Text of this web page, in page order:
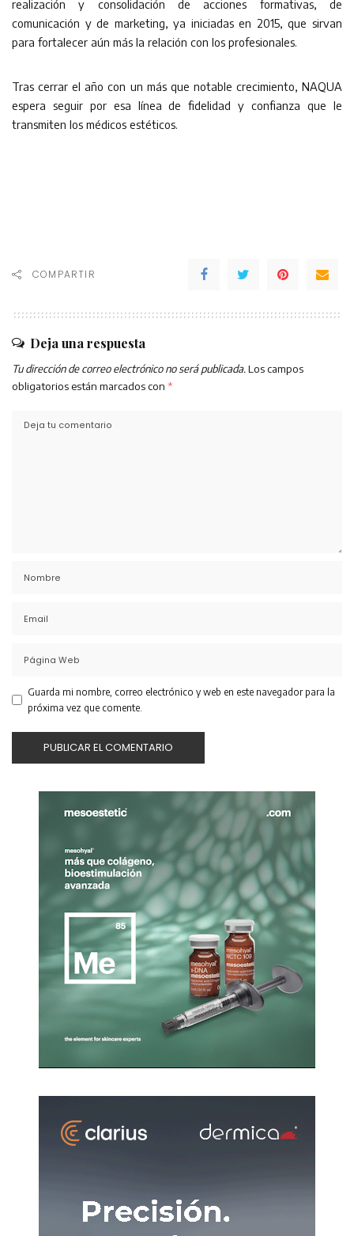
realización y consolidación de acciones formativas, de
comunicación y de marketing, ya iniciadas en 2015, que sirvan
para fortalecer aún más la relación con los profesionales.
Tras cerrar el año con un más que notable crecimiento, NAQUA
espera seguir por esa línea de fidelidad y confianza que le
transmiten los médicos estéticos.
COMPARTIR
Deja una respuesta
Tu dirección de correo electrónico no será publicada. Los campos
obligatorios están marcados con *
Guarda mi nombre, correo electrónico y web en este navegador para la
próxima vez que comente.